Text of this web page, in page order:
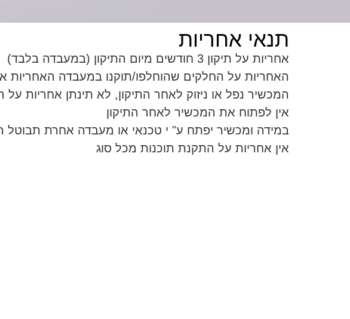
תנאי אחריות
אחריות על תיקון 3 חודשים מיום התיקון (במעבדה בלבד)
האחריות על החלקים שהוחלפו/תוקנו במעבדה האחריות
המכשיר נפל או ניזוק לאחר התיקון, לא תינתן אחריות על
אין לפתוח את המכשיר לאחר התיקון
במידה ומכשיר יפתח ע" י טכנאי או מעבדה אחרת תבוטל
אין אחריות על התקנת תוכנות מכל סוג